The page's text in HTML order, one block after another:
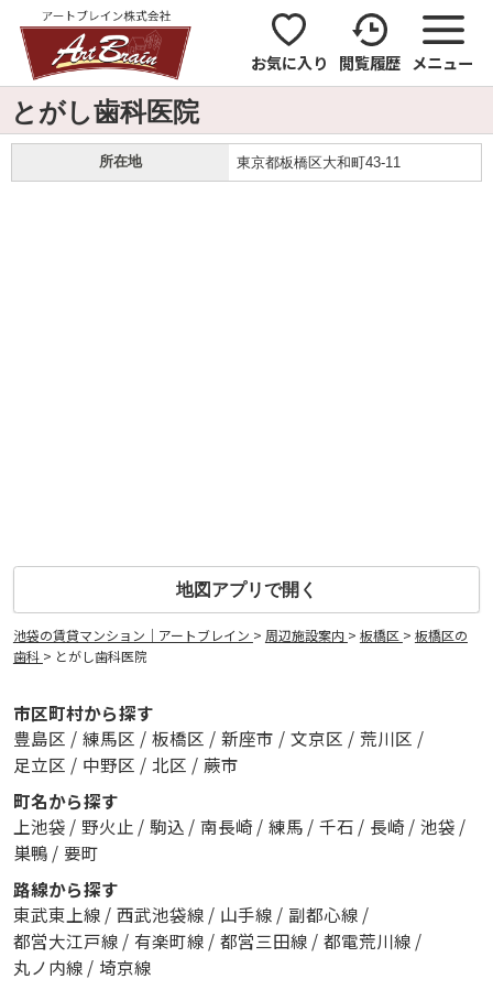
お気に入り 閲覧履歴 メニュー
とがし歯科医院
所在地 東京都板橋区大和町43-11
地図アプリで開く
池袋の賃貸マンション｜アートブレイン > 周辺施設案内 > 板橋区 > 板橋区の
歯科 > とがし歯科医院
市区町村から探す
豊島区 / 練馬区 / 板橋区 / 新座市 / 文京区 / 荒川区 /
足立区 / 中野区 / 北区 / 蕨市
町名から探す
上池袋 / 野火止 / 駒込 / 南長崎 / 練馬 / 千石 / 長崎 / 池袋 /
巣鴨 / 要町
路線から探す
東武東上線 / 西武池袋線 / 山手線 / 副都心線 /
都営大江戸線 / 有楽町線 / 都営三田線 / 都電荒川線 /
丸ノ内線 / 埼京線